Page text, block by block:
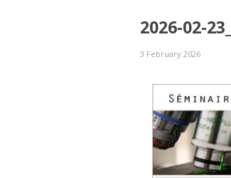
2026-02-
3 February 2026